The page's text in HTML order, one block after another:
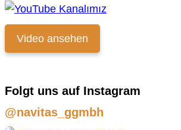
Video ansehen
Folgt uns auf Instagram
@navitas_ggmbh